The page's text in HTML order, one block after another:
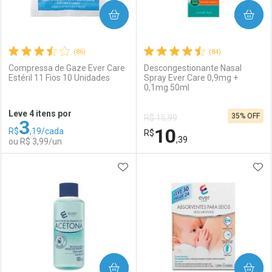
Comprar sem Desconto
Por R$ 8,47/cada
Comprar sem Desconto
Por R$ 8,47/cada
Ativar Desconto
Comprar sem Desconto
Por R$ 2,87/cada
Comprar sem Desconto
Por R$ 2,87/cada
(86)
Compressa de Gaze Ever Care
Estéril 11 Fios 10 Unidades
Leve 4 itens por
R$3,19/cada
ou R$ 3,99/un
COMPRAR
Laboratório
Por Menos
(84)
Descongestionante Nasal
Spray Ever Care 0,9mg +
0,1mg 50ml
R$ 15,99
R$10,39
35% OFF
COMPRAR
Laboratório
Por Menos
ADICIONAR AOS FAVORITOS
COMPRAR COMPRAR